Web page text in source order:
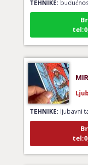
TEHNIKE:ljubavni